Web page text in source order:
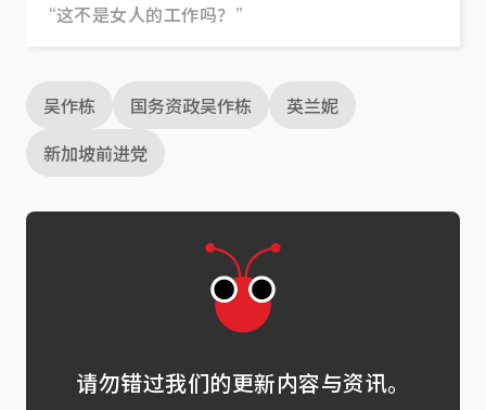
“这不是女人的工作吗？”
吴作栋 国务资政吴作栋
英兰妮
新加坡前进党
请勿错过我们的更新内容与资讯。